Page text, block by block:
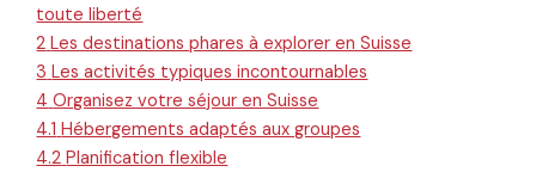
toute liberté
2 Les destinations phares à explorer en Suisse
3 Les activités typiques incontournables
4 Organisez votre séjour en Suisse
4.1 Hébergements adaptés aux groupes
4.2 Planification flexible